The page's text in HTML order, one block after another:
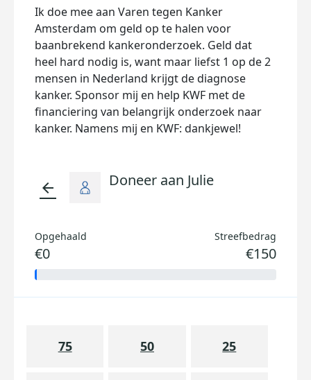
Ik doe mee aan Varen tegen Kanker
Amsterdam om geld op te halen voor
baanbrekend kankeronderzoek. Geld dat
heel hard nodig is, want maar liefst 1 op de 2
mensen in Nederland krijgt de diagnose
kanker. Sponsor mij en help KWF met de
financiering van belangrijk onderzoek naar
kanker. Namens mij en KWF: dankjewel!
arrow_back Doneer aan Julie
Opgehaald
€0
Streefbedrag
€150
75 50 25